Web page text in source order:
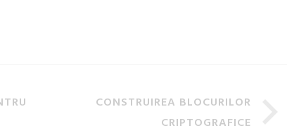
CONSTRUIREA BLOCURILOR
CRIPTOGRAFICE